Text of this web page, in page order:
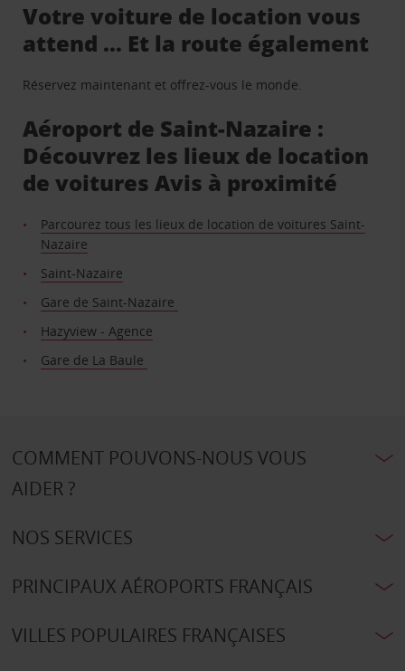
Votre voiture de location vous
attend … Et la route également
Réservez maintenant et offrez-vous le monde.
Aéroport de Saint-Nazaire :
Découvrez les lieux de location
de voitures Avis à proximité
Parcourez tous les lieux de location de voitures Saint-
Nazaire
Saint-Nazaire
Gare de Saint-Nazaire
Hazyview - Agence
Gare de La Baule
COMMENT POUVONS-NOUS VOUS
AIDER ?
NOS SERVICES
PRINCIPAUX AÉROPORTS FRANÇAIS
VILLES POPULAIRES FRANÇAISES